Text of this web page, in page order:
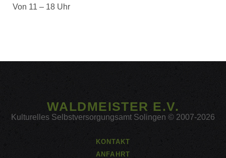
Von 11 – 18 Uhr
WALDMEISTER E.V.
Kulturelles Selbstversorgungsamt Solingen © 2007-2026
KONTAKT
ANFAHRT